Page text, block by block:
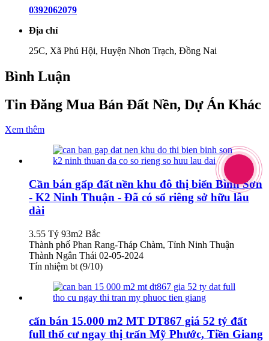
0392062079
Địa chỉ
25C, Xã Phú Hội, Huyện Nhơn Trạch, Đồng Nai
Bình Luận
Tin Đăng Mua Bán Đất Nền, Dự Án Khác
Xem thêm
Cần bán gấp đất nền khu đô thị biển Bình Sơn
- K2 Ninh Thuận - Đã có sổ riêng sở hữu lâu
dài
3.55 Tỷ 93m2 Bắc
Thành phố Phan Rang-Tháp Chàm, Tỉnh Ninh Thuận
Thành Ngân Thái 02-05-2024
Tín nhiệm bt (9/10)
cấn bán 15.000 m2 MT DT867 giá 52 tỷ đất
full thổ cư ngay thị trấn Mỹ Phước, Tiền Giang